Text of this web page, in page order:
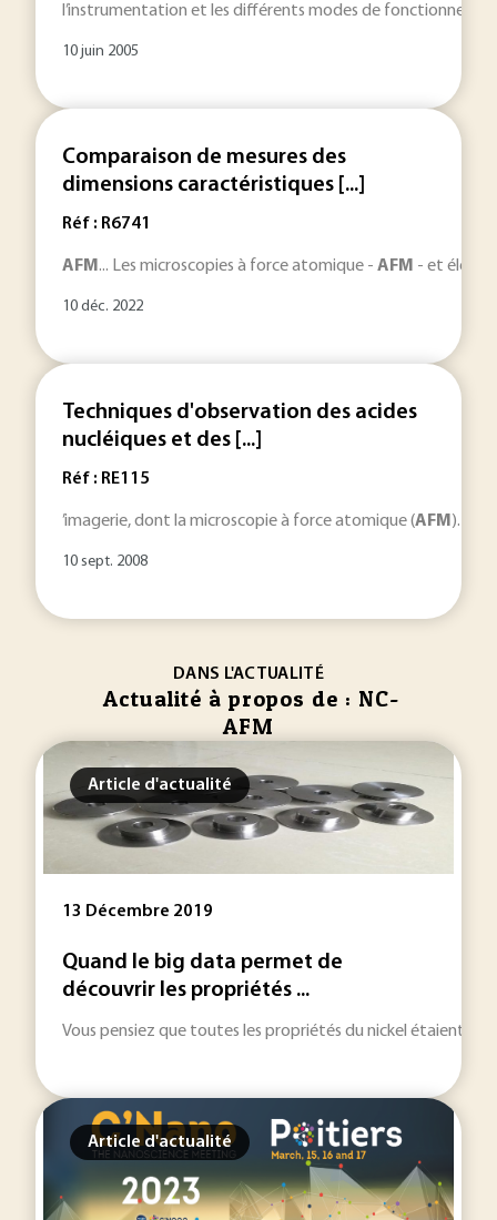
l’instrumentation et les différents modes de
10 juin 2005
Comparaison de mesures des
dimensions caractéristiques [...]
Réf : R6741
AFM ... Les microscopies à force atomique - AFM - et
10 déc. 2022
Techniques d'observation des acides
nucléiques et des [...]
Réf : RE115
’imagerie, dont la microscopie à force atomique (AFM ).
10 sept. 2008
DANS L'ACTUALITÉ
Actualité à propos de : NC-
AFM
Article d'actualité
13 Décembre 2019
Quand le big data permet de
découvrir les propriétés ...
Vous pensiez que toutes les propriétés du nickel étaient
Article d'actualité